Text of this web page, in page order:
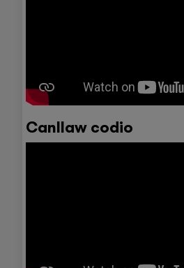
Canllaw codio